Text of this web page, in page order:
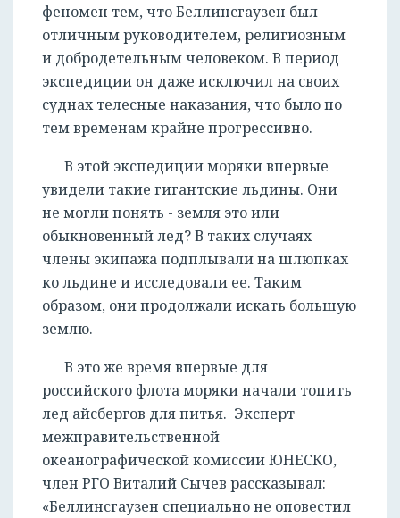
феномен тем, что Беллинсгаузен был
отличным руководителем, религиозным
и добродетельным человеком. В период
экспедиции он даже исключил на своих
суднах телесные наказания, что было по
тем временам крайне прогрессивно.
В этой экспедиции моряки впервые
увидели такие гигантские льдины. Они
не могли понять - земля это или
обыкновенный лед? В таких случаях
члены экипажа подплывали на шлюпках
ко льдине и исследовали ее. Таким
образом, они продолжали искать большую
землю.
В это же время впервые для
российского флота моряки начали топить
лед айсбергов для питья. Эксперт
межправительственной
океанографической комиссии ЮНЕСКО,
член РГО Виталий Сычев рассказывал:
«Беллинсгаузен специально не оповестил